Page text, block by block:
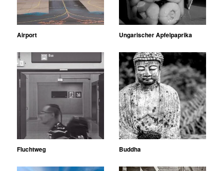
Airport Ungarischer Apfelpaprika
Fluchtweg Buddha